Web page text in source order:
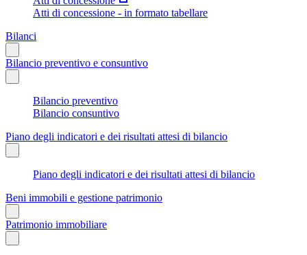
Atti di concessione - in formato tabellare
Bilanci
Bilancio preventivo e consuntivo
Bilancio preventivo
Bilancio consuntivo
Piano degli indicatori e dei risultati attesi di bilancio
Piano degli indicatori e dei risultati attesi di bilancio
Beni immobili e gestione patrimonio
Patrimonio immobiliare